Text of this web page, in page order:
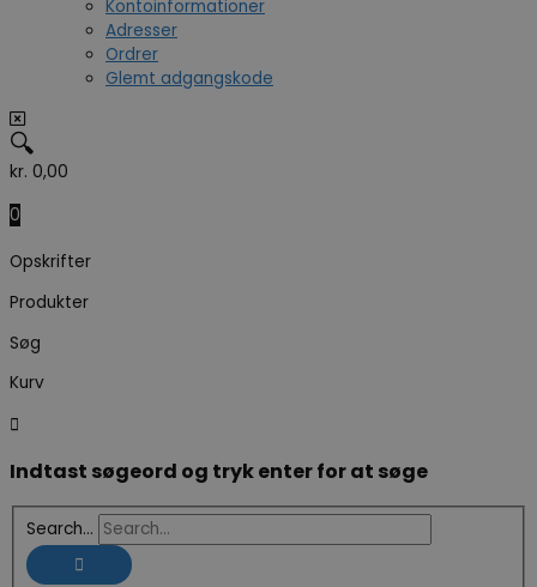
Kontoinformationer
Adresser
Ordrer
Glemt adgangskode
🔍
kr. 0,00
0
Opskrifter
Produkter
Søg
Kurv
Indtast søgeord og tryk enter for at søge
Search...